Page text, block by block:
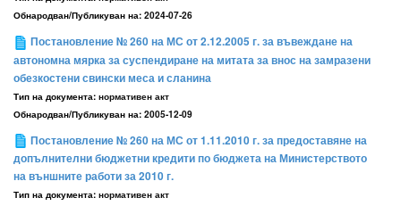
Обнародван/Публикуван на: 2024-07-26
Постановление № 260 на МС от 2.12.2005 г. за въвеждане на
автономна мярка за суспендиране на митата за внос на замразени
обезкостени свински меса и сланина
Тип на документа: нормативен акт
Обнародван/Публикуван на: 2005-12-09
Постановление № 260 на МС от 1.11.2010 г. за предоставяне на
допълнителни бюджетни кредити по бюджета на Министерството
на външните работи за 2010 г.
Тип на документа: нормативен акт